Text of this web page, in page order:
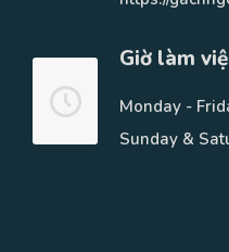
Giờ làm
Monday -
Sunday &